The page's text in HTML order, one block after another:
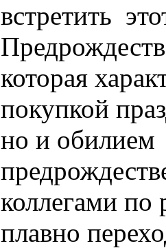
встретить
которая
покупкой
но и обилием
коллегами по
плавно